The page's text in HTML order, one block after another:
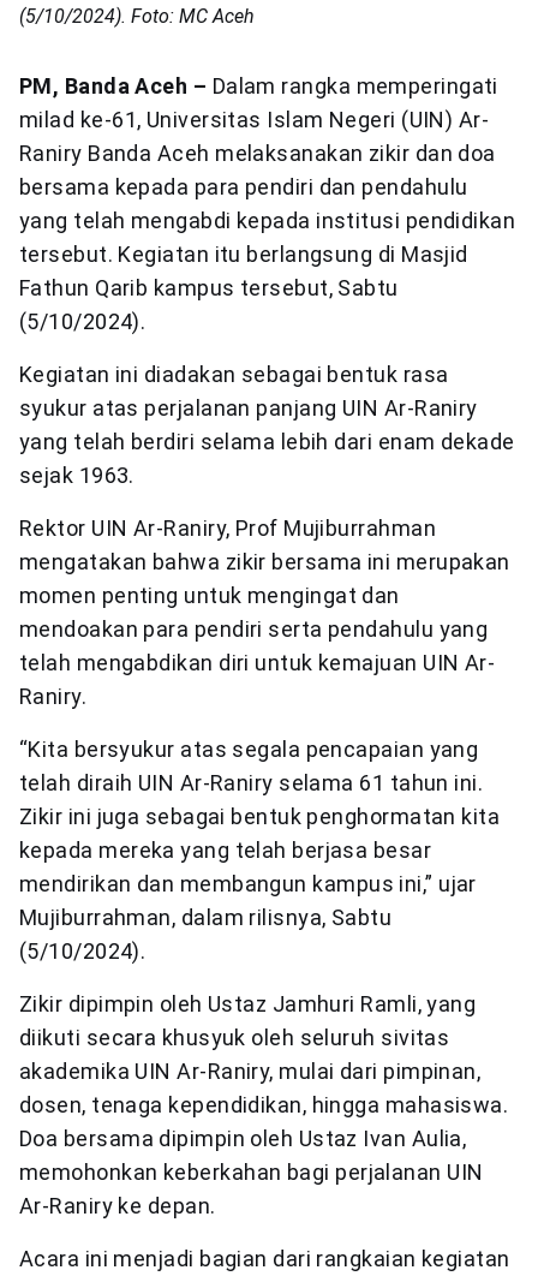
(5/10/2024). Foto: MC Aceh
PM, Banda Aceh – Dalam rangka memperingati
milad ke-61, Universitas Islam Negeri (UIN) Ar-
Raniry Banda Aceh melaksanakan zikir dan doa
bersama kepada para pendiri dan pendahulu
yang telah mengabdi kepada institusi pendidikan
tersebut. Kegiatan itu berlangsung di Masjid
Fathun Qarib kampus tersebut, Sabtu
(5/10/2024).
Kegiatan ini diadakan sebagai bentuk rasa
syukur atas perjalanan panjang UIN Ar-Raniry
yang telah berdiri selama lebih dari enam dekade
sejak 1963.
Rektor UIN Ar-Raniry, Prof Mujiburrahman
mengatakan bahwa zikir bersama ini merupakan
momen penting untuk mengingat dan
mendoakan para pendiri serta pendahulu yang
telah mengabdikan diri untuk kemajuan UIN Ar-
Raniry.
“Kita bersyukur atas segala pencapaian yang
telah diraih UIN Ar-Raniry selama 61 tahun ini.
Zikir ini juga sebagai bentuk penghormatan kita
kepada mereka yang telah berjasa besar
mendirikan dan membangun kampus ini,” ujar
Mujiburrahman, dalam rilisnya, Sabtu
(5/10/2024).
Zikir dipimpin oleh Ustaz Jamhuri Ramli, yang
diikuti secara khusyuk oleh seluruh sivitas
akademika UIN Ar-Raniry, mulai dari pimpinan,
dosen, tenaga kependidikan, hingga mahasiswa.
Doa bersama dipimpin oleh Ustaz Ivan Aulia,
memohonkan keberkahan bagi perjalanan UIN
Ar-Raniry ke depan.
Acara ini menjadi bagian dari rangkaian kegiatan